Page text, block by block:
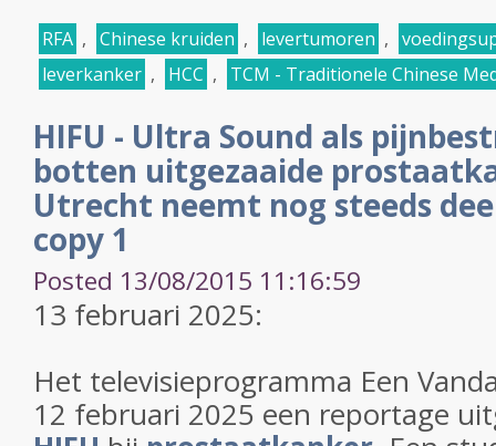
RFA , Chinese kruiden , levertumoren ,
leverkanker , HCC , TCM - Traditionele Chinese
HIFU - Ultra Sound als
botten uitgezaaide
Utrecht neemt nog steeds
copy 1
Posted 13/08/2015 11:16:59
13 februari 2025:
Het televisieprogramma Een
12 februari 2025 een reportage